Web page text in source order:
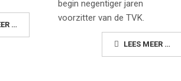
…
begin negentiger jaren
voorzitter van de TVK.
LEES MEER …